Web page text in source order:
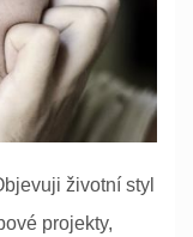
životní styl
projekty,